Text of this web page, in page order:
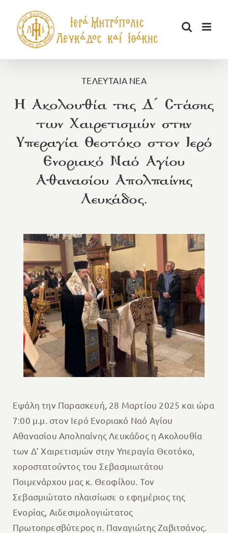
περιεχόμενο
ΤΕΛΕΥΤΑΙΑ ΝΕΑ
Η Ακολουθία της Δ´ Στάσης
των Χαιρετισμών στην
Υπεραγία Θεοτόκο στον Ιερό
Ενοριακό Ναό Αγίου
Αθανασίου Απολπαίνης
Λευκάδος.
Εψάλη την Παρασκευή, 28 Μαρτίου 2025 και ώρα
7:00 μ.μ. στον Ιερό Ενοριακό Ναό Αγίου
Αθανασίου Απολπαίνης Λευκάδος η Ακολουθία
των Δ’ Χαιρετισμών στην Υπεραγία Θεοτόκο,
χοροστατούντος του Σεβασμιωτάτου
Ποιμενάρχου μας κ. Θεοφίλου. Τον
Σεβασμιώτατο πλαισίωσε ο εφημέριος της
Ενορίας, Αιδεσιμολογιώτατος
Πρωτοπρεσβύτερος π. Παναγιώτης Ζαβιτσάνος.